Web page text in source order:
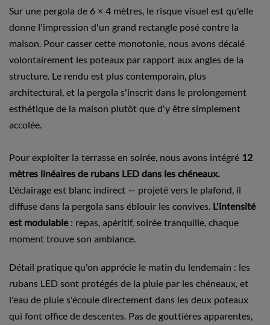
Sur une pergola de 6 × 4 mètres, le risque visuel est qu'elle
donne l'impression d'un grand rectangle posé contre la
maison. Pour casser cette monotonie, nous avons décalé
volontairement les poteaux par rapport aux angles de la
structure. Le rendu est plus contemporain, plus
architectural, et la pergola s'inscrit dans le prolongement
esthétique de la maison plutôt que d'y être simplement
accolée.
Pour exploiter la terrasse en soirée, nous avons intégré 12
mètres linéaires de rubans LED dans les chéneaux.
L'éclairage est blanc indirect — projeté vers le plafond, il
diffuse dans la pergola sans éblouir les convives. L'intensité
est modulable: repas, apéritif, soirée tranquille, chaque
moment trouve son ambiance.
Détail pratique qu'on apprécie le matin du lendemain : les
rubans LED sont protégés de la pluie par les chéneaux, et
l'eau de pluie s'écoule directement dans les deux poteaux
qui font office de descentes. Pas de gouttières apparentes,